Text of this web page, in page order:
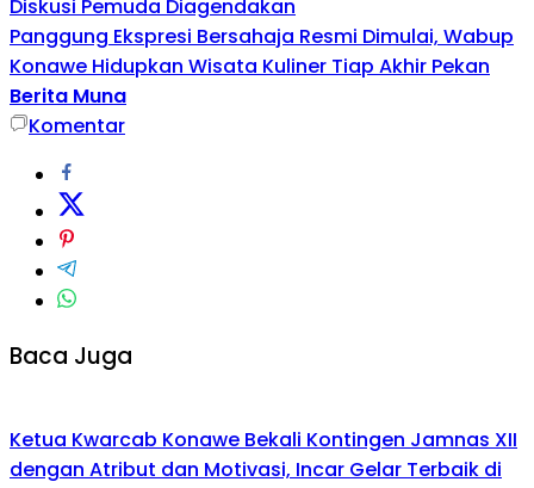
Diskusi Pemuda Diagendakan
Panggung Ekspresi Bersahaja Resmi Dimulai, Wabup
Konawe Hidupkan Wisata Kuliner Tiap Akhir Pekan
Berita Muna
Komentar
Baca Juga
Ketua Kwarcab Konawe Bekali Kontingen Jamnas XII
dengan Atribut dan Motivasi, Incar Gelar Terbaik di